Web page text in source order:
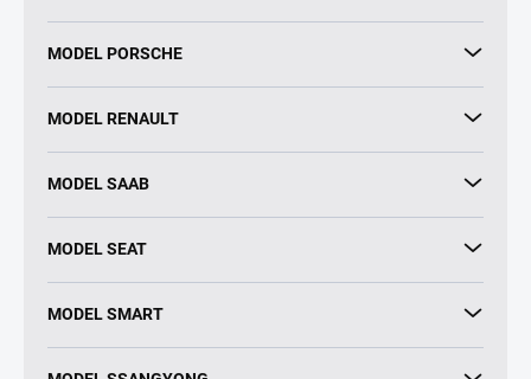
MODEL PORSCHE
MODEL RENAULT
MODEL SAAB
MODEL SEAT
MODEL SMART